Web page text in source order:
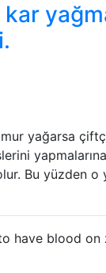
yağarsa
Bu yüzden o
have blood